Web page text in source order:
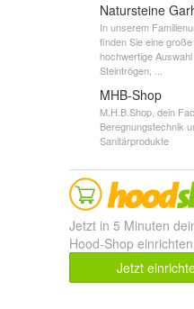
Natursteine
In unserem
finden Sie eine
hochwertige Auswahl
Steintrögen, ...
MHB-Shop
M.H.B.Shop, dein
Beregnungstechnik
Sanitärprodukte
Jetzt in 5 Minuten
Hood-Shop
Jetzt